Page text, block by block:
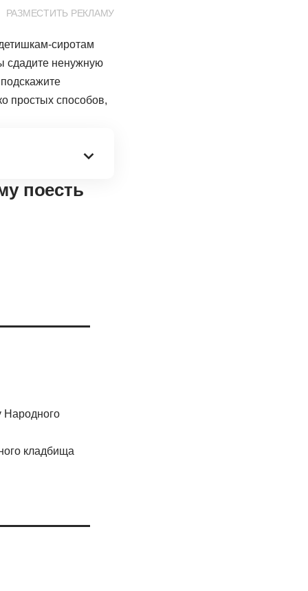
РАЗМЕСТИТЬ РЕКЛАМУ
сиротам
сдадите ненужную
простых способов,
поесть
Народного
кладбища